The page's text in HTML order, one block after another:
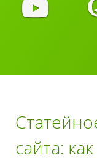
сайта: